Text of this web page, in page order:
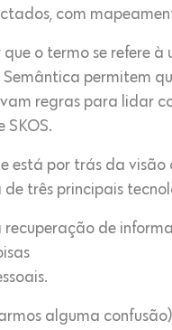
com
que o termo se refere
permitem
regras para lidar
SKOS.
está por trás da
três principais
de
alguma